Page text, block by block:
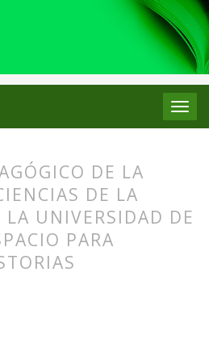
Reseñas bibliográficas
DE LA
DE LA
LA UNIVERSIDAD DE
PARA